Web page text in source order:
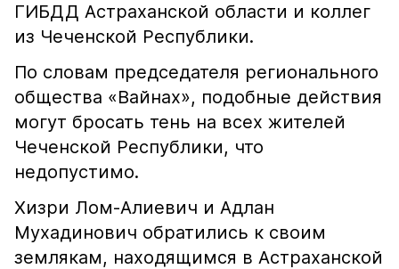
ГИБДД Астраханской области и коллег
из Чеченской Республики.
По словам председателя регионального
общества «Вайнах», подобные действия
могут бросать тень на всех жителей
Чеченской Республики, что
недопустимо.
Хизри Лом-Алиевич и Адлан
Мухадинович обратились к своим
землякам, находящимся в Астраханской